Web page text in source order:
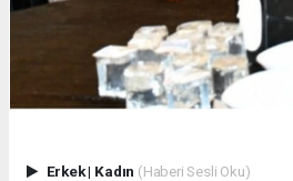
Erkek| Kadın (Haberi Sesli Oku)